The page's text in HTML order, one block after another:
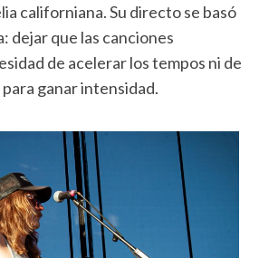
californiana. Su directo se basó
dejar que las canciones
de acelerar los tempos ni de
ganar intensidad.